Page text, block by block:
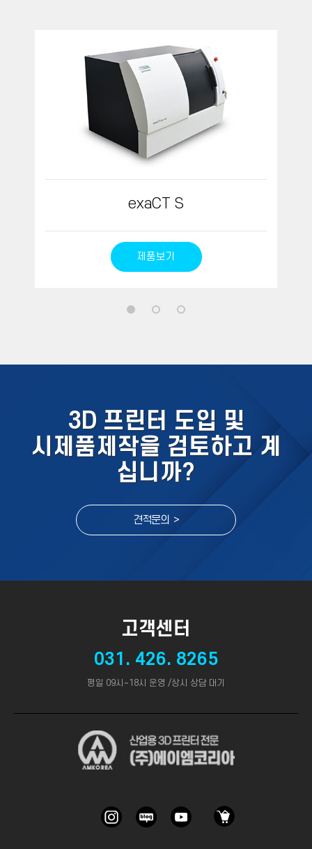
exaCT S
제품보기
3D 프린터 도입 및
시제품제작을 검토하고 계
십니까?
견적문의 >
고객센터
031. 426. 8265
평일 09시~18시 운영 /상시 상담 대기